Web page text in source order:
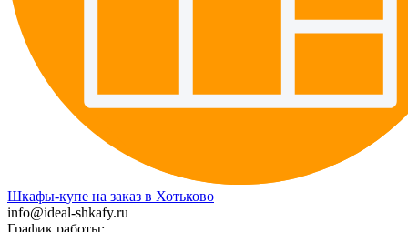
Шкафы-купе на заказ в Хотьково
info@ideal-shkafy.ru
График работы: